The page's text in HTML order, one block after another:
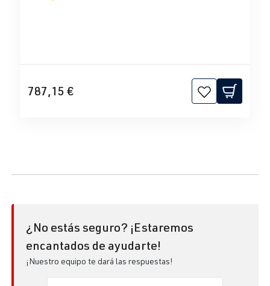
787,15 €
¿No estás seguro? ¡Estaremos
encantados de ayudarte!
¡Nuestro equipo te dará las respuestas!